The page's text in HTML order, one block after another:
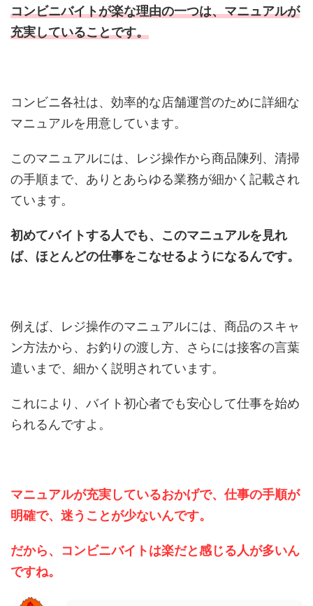
コンビニバイトが楽な理由の一つは、マニュアルが
充実していることです。
コンビニ各社は、効率的な店舗運営のために詳細な
マニュアルを用意しています。
このマニュアルには、レジ操作から商品陳列、清掃
の手順まで、ありとあらゆる業務が細かく記載され
ています。
初めてバイトする人でも、このマニュアルを見れ
ば、ほとんどの仕事をこなせるようになるんです。
例えば、レジ操作のマニュアルには、商品のスキャ
ン方法から、お釣りの渡し方、さらには接客の言葉
遣いまで、細かく説明されています。
これにより、バイト初心者でも安心して仕事を始め
られるんですよ。
マニュアルが充実しているおかげで、仕事の手順が
明確で、迷うことが少ないんです。
だから、コンビニバイトは楽だと感じる人が多いん
ですね。